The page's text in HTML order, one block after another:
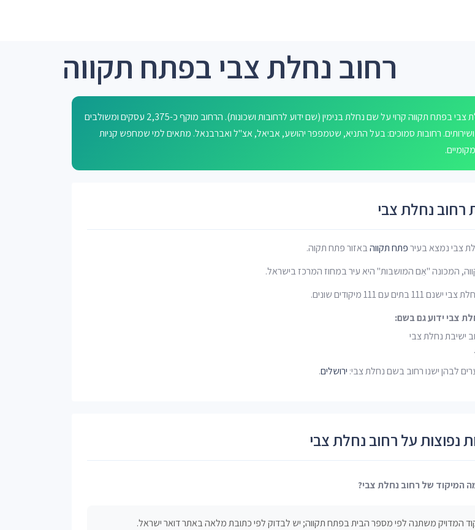
רחוב נחלת צבי בפתח תקווה
רחוב נחלת צבי בפתח תקווה קרוי על שם נחלת בנימין (שם ידוע לרחובות ושכונות). הרחוב מוקף כ-2,375 עסקים ומשולבים
רחובות סמוכים: בעל התניא, שטמפפר יהושע, אביאל, אצ"ל ואברבנאל. מתאים למי שמחפש קניות
רחוב נחלת צבי
צבי נמצא בעירפתח תקווהבאזור פתח תקוה.
המכונה "אֵם המושבות" היא עיר במחוז המרכז בישראל.
בתים עם 111 מיקודים שונים.
צבי ידוע גם בשם:
ישיבת נחלת צבי
ירושלים.
נפוצות על רחוב נחלת צבי
המיקוד של רחוב נחלת צבי?
המדויק משתנה לפי מספר הבית בפתח תקווה; יש לבדוק לפי כתובת מלאה באתר דואר ישראל.